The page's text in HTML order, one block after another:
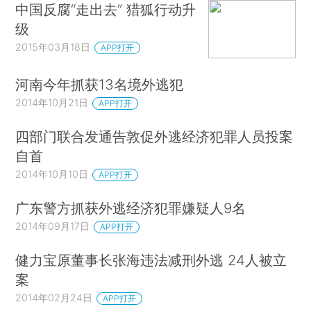
中国反腐“走出去” 猎狐行动升
级
2015年03月18日 APP打开
河南今年抓获13名境外逃犯
2014年10月21日 APP打开
四部门联合发通告敦促外逃经济犯罪人员投案
自首
2014年10月10日 APP打开
广东警方抓获外逃经济犯罪嫌疑人9名
2014年09月17日 APP打开
健力宝原董事长张海违法减刑外逃 24人被立
案
2014年02月24日 APP打开